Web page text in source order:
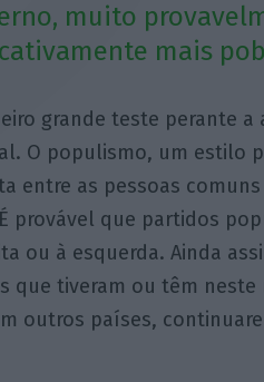
muito
mais
grande teste perante a
O populismo, um estilo
entre as pessoas
provável que partidos
ou à esquerda. Ainda
que tiveram ou têm
outros países,